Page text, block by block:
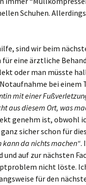
Schuhen.
sind wir beim
eine ärztliche
oder man müsste
bei einem
mit einer
aus diesem Ort, was
genehm ist, obwohl
sicher schon für
kann da nichts machen“.
auf zur nächsten
nicht löste.
für den